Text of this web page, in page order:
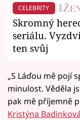
CELEBRITY
Skromný
seriálu.
ten svůj
„S Láďou mě pojí
minulost. Věděla
pak mě příjemně
Kristýna Badinková